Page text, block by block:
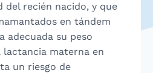
del recién nacido, y que
en tándem
adecuada su peso
lactancia materna en
un riesgo de